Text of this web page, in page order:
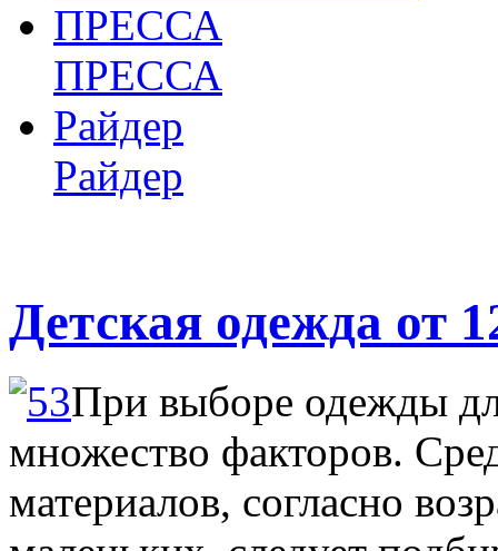
ПРЕССА
ПРЕССА
Райдер
Райдер
Детская одежда от
При выборе одежды
множество факторов.
материалов, согласно